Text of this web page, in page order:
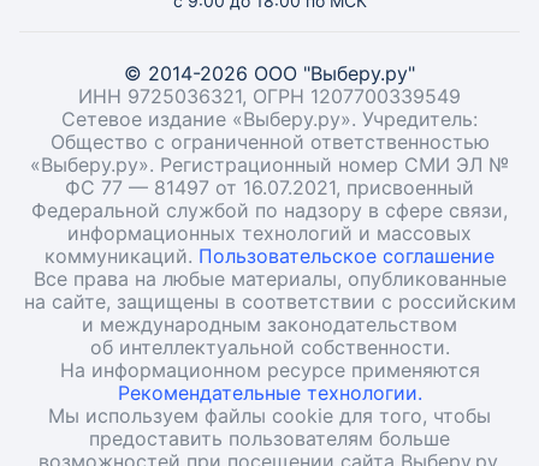
© 2014-2026 ООО "Выберу.ру"
ИНН 9725036321, ОГРН 1207700339549
Сетевое издание «Выберу.ру». Учредитель:
Общество с ограниченной ответственностью
«Выберу.ру». Регистрационный номер СМИ ЭЛ №
ФС 77 — 81497 от 16.07.2021, присвоенный
Федеральной службой по надзору в сфере связи,
информационных технологий и массовых
коммуникаций. Пользовательское соглашение
Все права на любые материалы, опубликованные
на сайте, защищены в соответствии с российским
и международным законодательством
об интеллектуальной собственности.
На информационном ресурсе применяются
Рекомендательные технологии.
Мы используем файлы cookie для того, чтобы
предоставить пользователям больше
возможностей при посещении сайта Выберу.ру.